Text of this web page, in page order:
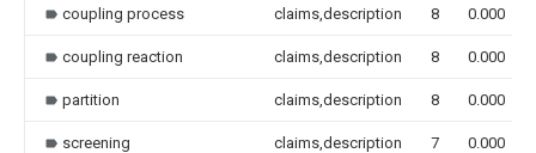
coupling process claims,description 8 0.000
coupling reaction claims,description 8 0.000
partition claims,description 8 0.000
screening claims,description 7 0.000